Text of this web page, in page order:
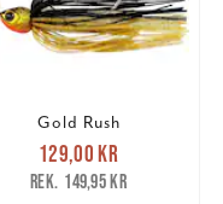
Gold Rush
Nuvarande pris
129,00 krTidigare pris
149,95 kr
129,00 kr
149,95 kr